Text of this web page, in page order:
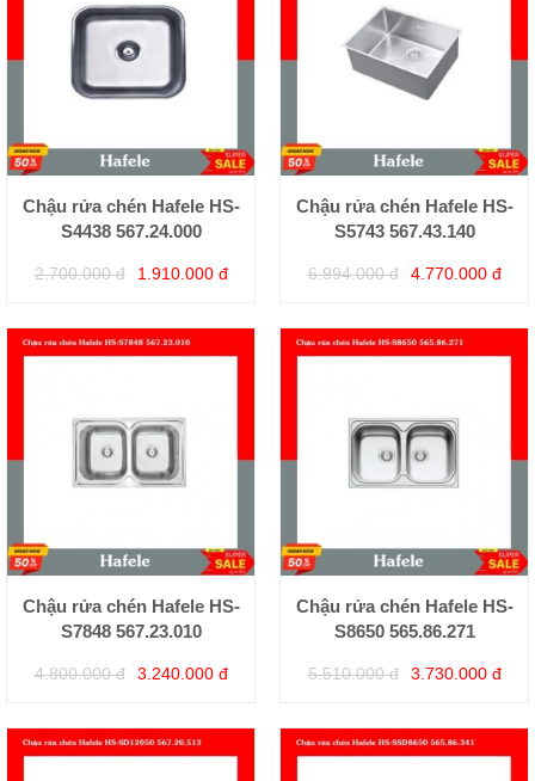
Chậu rửa chén Hafele HS-
S4438 567.24.000
2.700.000 đ 1.910.000 đ
Chậu rửa chén Hafele HS-
S5743 567.43.140
6.994.000 đ 4.770.000 đ
Chậu rửa chén Hafele HS-
S7848 567.23.010
4.800.000 đ 3.240.000 đ
Chậu rửa chén Hafele HS-
S8650 565.86.271
5.510.000 đ 3.730.000 đ